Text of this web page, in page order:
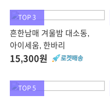
TOP 3
흔한남매 겨울밤 대소동,
아이세움, 한바리
15,300원
TOP 5